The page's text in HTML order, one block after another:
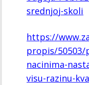
srednjoj-skoli
https://
propis/
nacinima-
visu-razinu-